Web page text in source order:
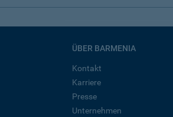
ÜBER BARMENIA
Kontakt
Karriere
Presse
Unternehmen